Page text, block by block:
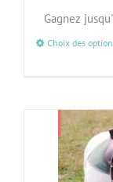
Gagnez
Choix des